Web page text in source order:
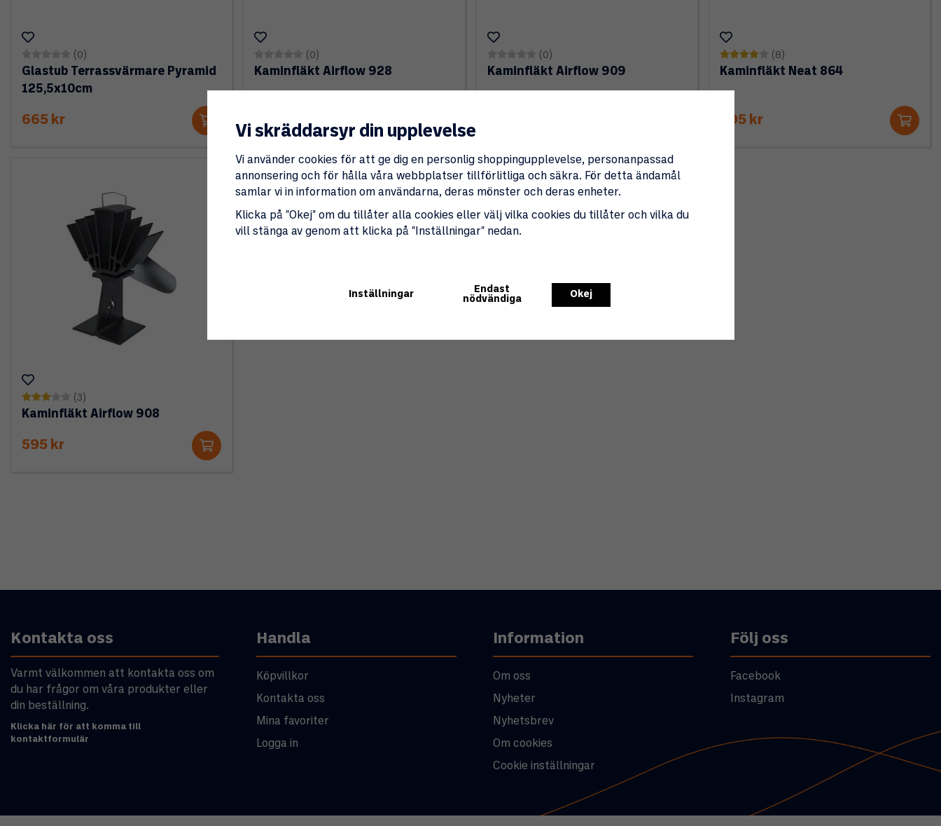
(0)
Glastub Terrassvärmare Pyramid
125,5x10cm
665 kr
(0)
Kaminfläkt Airflow 928
(0)
Kaminfläkt Airflow 909
(8)
Kaminfläkt Neat 864
895 kr
(3)
Kaminfläkt Airflow 908
595 kr
Kontakta oss
Varmt välkommen att kontakta oss om
du har frågor om våra produkter eller
din beställning.
Klicka här för att komma till
kontaktformulär
Handla
Köpvillkor
Kontakta oss
Mina favoriter
Logga in
Information
Om oss
Nyheter
Nyhetsbrev
Om cookies
Cookie inställningar
Följ oss
Facebook
Instagram
Vi skräddarsyr din upplevelse
Vi använder cookies för att ge dig en personlig shoppingupplevelse, personanpassad
annonsering och för hålla våra webbplatser tillförlitliga och säkra. För detta ändamål
samlar vi in information om användarna, deras mönster och deras enheter.
Klicka på "Okej" om du tillåter alla cookies eller välj vilka cookies du tillåter och vilka du
vill stänga av genom att klicka på "Inställningar" nedan.
Inställningar
Endast
nödvändiga
Okej